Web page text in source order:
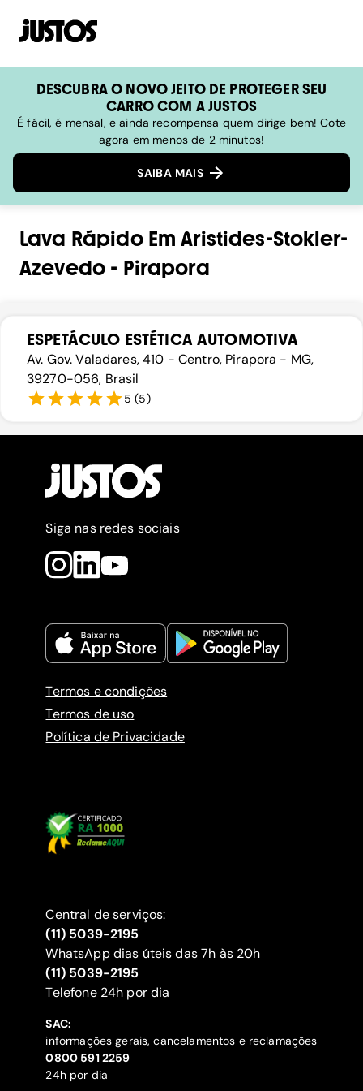
DESCUBRA O NOVO JEITO DE PROTEGER SEU
CARRO COM A JUSTOS
É fácil, é mensal, e ainda recompensa quem dirige bem! Cote
agora em menos de 2 minutos!
SAIBA MAIS
Lava RápidoEmAristides-Stokler-
Azevedo - Pirapora
ESPETÁCULO ESTÉTICA AUTOMOTIVA
Av. Gov. Valadares, 410 - Centro, Pirapora - MG,
39270-056, Brasil
5 (5)
Siga nas redes sociais
Termos e condições
Termos de uso
Política de Privacidade
Central de serviços:
(11) 5039-2195
WhatsApp dias úteis das 7h às 20h
(11) 5039-2195
‍Telefone 24h por dia
SAC:
informações gerais, cancelamentos e reclamações
‍0800 591 2259
24h por dia